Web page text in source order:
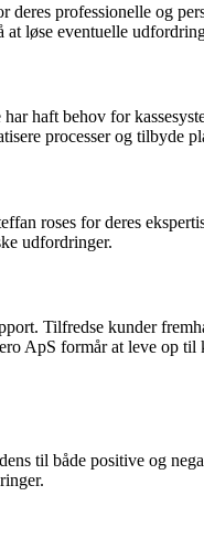
professionelle og
løse eventuelle
haft behov for
processer og tilbyde
roses for deres
udfordringer.
Tilfredse kunder
ApS formår at leve op
til både positive og